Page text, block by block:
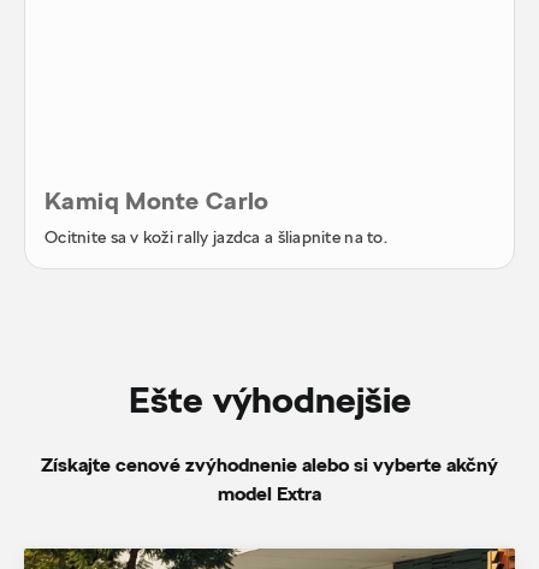
Kamiq Monte Carlo
Ocitnite sa v koži rally jazdca a šliapnite na to.
Ešte výhodnejšie
Získajte cenové zvýhodnenie alebo si vyberte akčný
model Extra